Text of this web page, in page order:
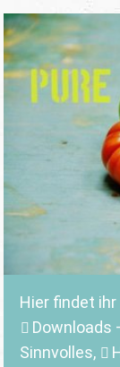
Hier findet
Downloads
Sinnvolles,